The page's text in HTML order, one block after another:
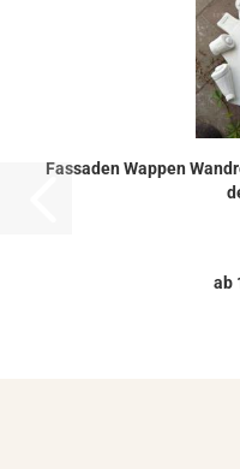
Fas­sa­den Wap­pen
ab